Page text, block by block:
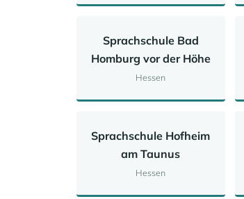
Sprachschule Bad
Homburg vor der Höhe
Hessen
Sprachschule Hofheim
am Taunus
Hessen